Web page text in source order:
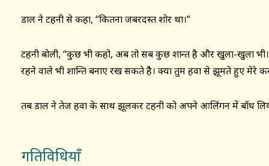
डाल ने टहनी से कहा, “कितना जबरदस्त शोर था।”
टहनी बोली, “कुछ भी कहो, अब तो सब कुछ शान्त है और खुला-खुला भी।
रहने वाले भी शान्ति बनाए रख सकते हैे। क्या तुम हवा से झूमते हुए मेरे
तब डाल ने तेज हवा के साथ झूलकर टहनी को अपने आलिंगन में बाँध
गतिविधियाँ